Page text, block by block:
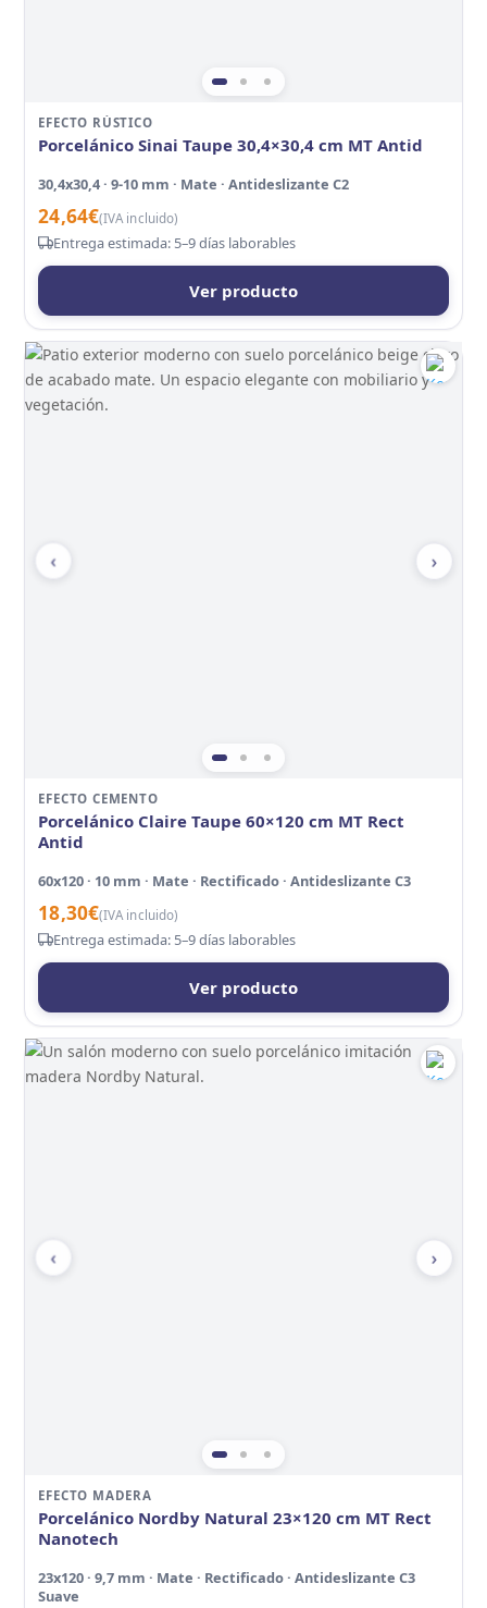
EFECTO RÚSTICO
Porcelánico Sinai Taupe 30,4×30,4 cm MT Antid
30,4x30,4 · 9-10 mm · Mate · Antideslizante C2
24,64€(IVA incluido)
Entrega estimada: 5–9 días laborables
Ver producto
‹ ›
EFECTO CEMENTO
Porcelánico Claire Taupe 60×120 cm MT Rect
Antid
60x120 · 10 mm · Mate · Rectificado · Antideslizante C3
18,30€(IVA incluido)
Entrega estimada: 5–9 días laborables
Ver producto
‹ ›
EFECTO MADERA
Porcelánico Nordby Natural 23×120 cm MT Rect
Nanotech
23x120 · 9,7 mm · Mate · Rectificado · Antideslizante C3
Suave